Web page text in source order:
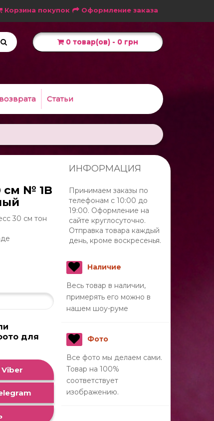
Корзина покупок Оформление заказа
0 товар(ов) - 0 грн
Статьи
см № 1B
30 см тон
для
Viber
ИНФОРМАЦИЯ
Принимаем заказы по
телефонам с 10:00 до
19:00. Оформление на
сайте круглосуточно.
Отправка товара каждый
день, кроме воскресенья.
Наличие
Весь товар в наличии,
примерять его можно в
нашем шоу-руме
Фото
Все фото мы делаем сами.
Товар на 100%
соответствует
изображению.